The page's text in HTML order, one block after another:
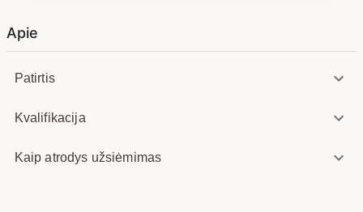
Apie
Patirtis
Kvalifikacija
Kaip atrodys užsiėmimas